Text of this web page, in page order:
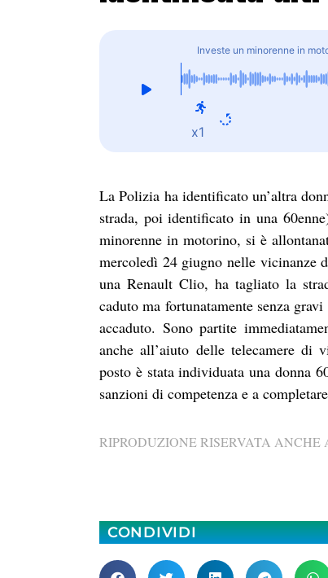
Investe un minorenne in
x1
La Polizia ha identificato un’altra
strada, poi identificato in una
minorenne in motorino, si è
mercoledì 24 giugno nelle vicinanze
una Renault Clio, ha tagliato la
caduto ma fortunatamente senza
accaduto. Sono partite
anche all’aiuto delle telecamere di
posto è stata individuata una donna
sanzioni di competenza e a
RIPRODUZIONE RISERVATA
CONDIVIDI